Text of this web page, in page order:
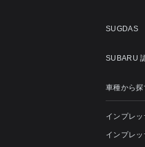
SUGDAS
SUBARU
車種から探
インプレッ
インプレ